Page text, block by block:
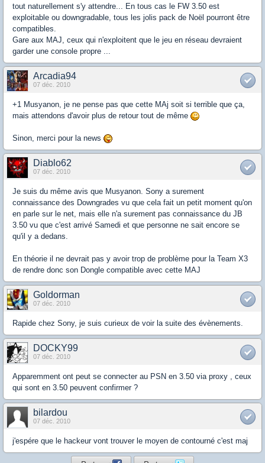
tout naturellement s'y attendre... En tous cas le FW 3.50 est
exploitable ou downgradable, tous les jolis pack de Noël pourront être
compatibles.
Gare aux MAJ, ceux qui n'exploitent que le jeu en réseau devraient
garder une console propre ...
Arcadia94
07 déc. 2010
+1 Musyanon, je ne pense pas que cette MAj soit si terrible que ça,
mais attendons d'avoir plus de retour tout de même
Sinon, merci pour la news
Diablo62
07 déc. 2010
Je suis du même avis que Musyanon. Sony a surement
connaissance des Downgrades vu que cela fait un petit moment qu'on
en parle sur le net, mais elle n'a surement pas connaissance du JB
3.50 vu que c'est arrivé Samedi et que personne ne sait encore se
qu'il y a dedans.
En théorie il ne devrait pas y avoir trop de problème pour la Team X3
de rendre donc son Dongle compatible avec cette MAJ
Goldorman
07 déc. 2010
Rapide chez Sony, je suis curieux de voir la suite des évènements.
DOCKY99
07 déc. 2010
Apparemment ont peut se connecter au PSN en 3.50 via proxy , ceux
qui sont en 3.50 peuvent confirmer ?
bilardou
07 déc. 2010
j'espére que le hackeur vont trouver le moyen de contourné c'est maj